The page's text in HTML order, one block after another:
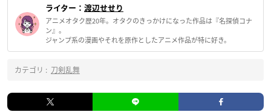
ライター： 渡辺せせり
アニメオタク歴20年。オタクのきっかけになった作品は『名探偵コナ
ン』。
ジャンプ系の漫画やそれを原作としたアニメ作品が特に好き。
カテゴリ : 刀剣乱舞